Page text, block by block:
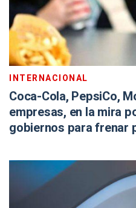
INTERNACIONAL
Coca-Cola, PepsiCo,
empresas, en la mira
gobiernos para frenar